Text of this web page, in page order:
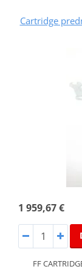
Cartridge
1 959,67 €
FF